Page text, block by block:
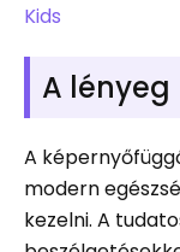
Kids
A lényeg
A
modern
kezelni. A